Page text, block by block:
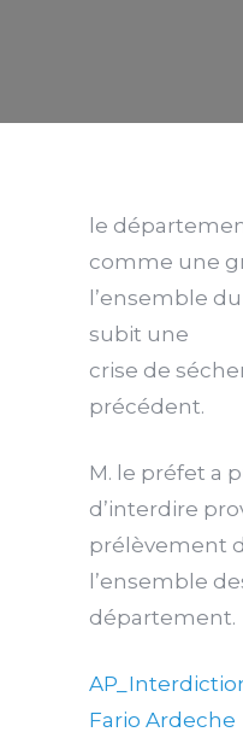
le
comme une
l’ensemble
subit une
crise de
précédent.
M. le préfet a
d’interdire
prélèvement
l’ensemble
département.
Fario Ardeche